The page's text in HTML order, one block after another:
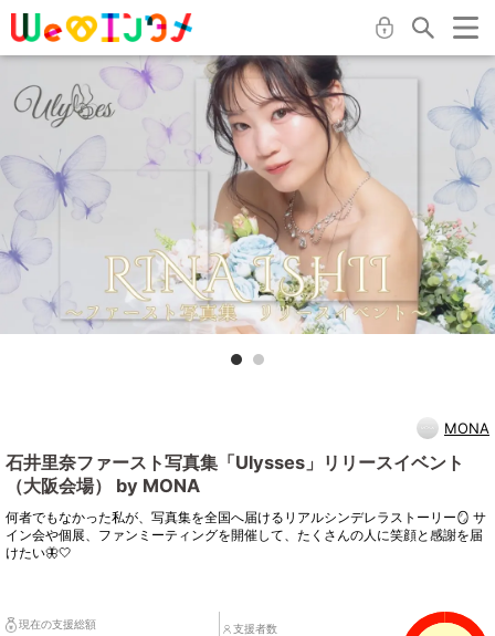
MONA
石井里奈ファースト写真集「Ulysses」リリースイベント
（大阪会場） by MONA
何者でもなかった私が、写真集を全国へ届けるリアルシンデレラストーリー🪞 サ
イン会や個展、ファンミーティングを開催して、たくさんの人に笑顔と感謝を届
けたい🦋‎🤍
現在の支援総額 支援者数